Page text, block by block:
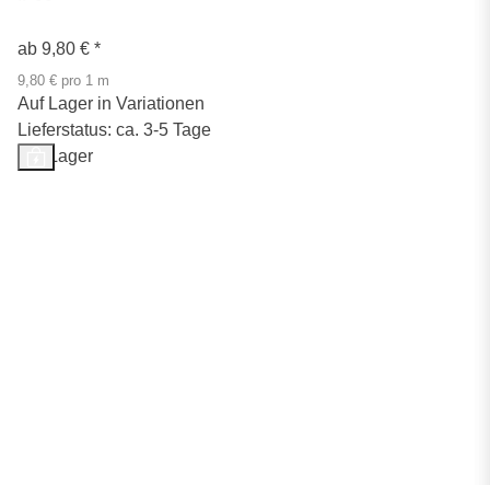
ab 9,80 € *
9,80 € pro 1 m
Auf Lager in Variationen
Lieferstatus: ca. 3-5 Tage
Auf Lager